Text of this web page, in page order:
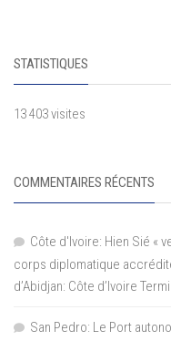
STATISTIQUES
13 403 visites
COMMENTAIRES RÉCENTS
Côte d'Ivoire: Hien Sié «
corps diplomatique
d’Abidjan: Côte d’Ivoire
San Pedro: Le Port